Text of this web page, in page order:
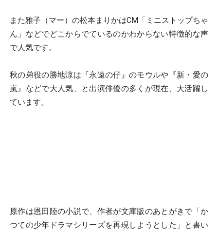
また雅子（マー）の松本まりかはCM「ミニストップちゃ
ん」などでどこからでているのかわからない特徴的な声
で人気です。
秋の弟役の勝地涼は『永遠の仔』のモウルや『新・愛の
嵐』などで大人気、と出演俳優の多くが現在、大活躍し
ています。
原作は恩田陸の小説で、作者が文庫版のあとがきで「か
つての少年ドラマシリーズを再現しようとした」と書い